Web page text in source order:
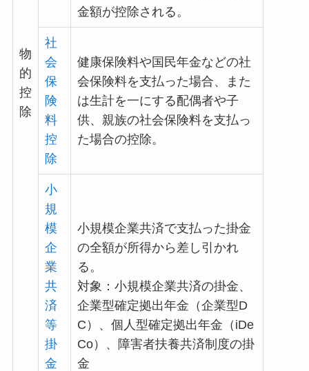
物
的
控
除
金額が控除される。
社
会
保
険
料
控
除
健康保険料や国民年金などの社
会保険料を支払った場合、また
は生計を一にする配偶者や子
供、親族の社会保険料を支払っ
た場合の控除。
小
規
模
企
業
共
済
等
掛
金
小規模企業共済で支払った掛金
の全額が所得から差し引かれ
る。
対象：小規模企業共済の掛金、
企業型確定拠出年金（企業型D
C）、個人型確定拠出年金（iDe
Co）、障害者扶養共済制度の掛
金